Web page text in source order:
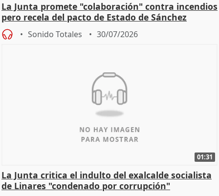
La Junta promete "colaboración" contra incendios
pero recela del pacto de Estado de Sánchez
Sonido Totales 30/07/2026
01:31
La Junta critica el indulto del exalcalde socialista
de Linares "condenado por corrupción"